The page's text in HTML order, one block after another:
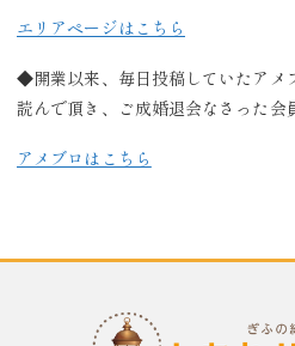
エリアページはこちら
◆開業以来、毎日投稿していたアメ
読んで頂き、ご成婚退会なさった会
アメブロはこちら